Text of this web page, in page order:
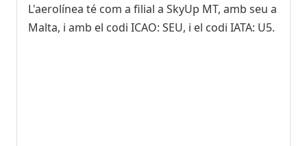
L'aerolínea té com a filial a SkyUp MT, amb seu a
Malta, i amb el codi ICAO: SEU, i el codi IATA: U5.